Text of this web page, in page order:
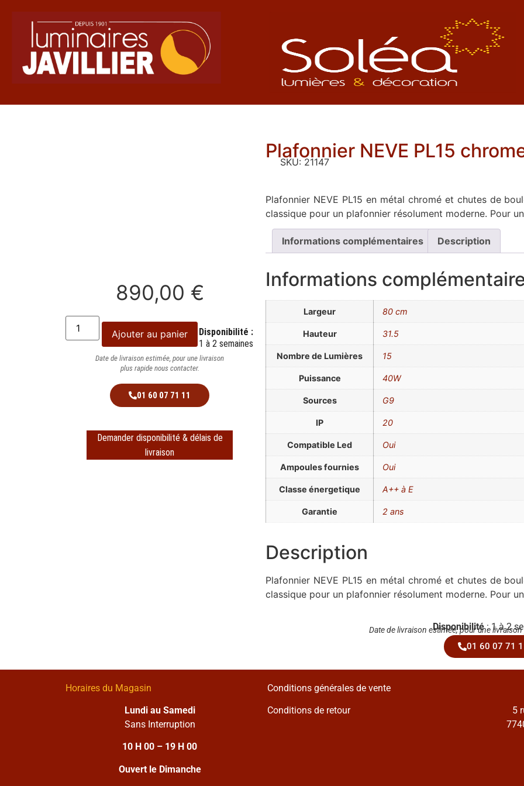
890,00 €
Ajouter au panier
Disponibilité :
1 à 2 semaines
Date de livraison estimée, pour une livraison
plus rapide nous contacter.
01 60 07 71 11
Demander disponibilité & délais de
livraison
Plafonnier NEVE PL15
SKU: 21147
Plafonnier NEVE PL15 en métal chromé et chutes de
classique pour un plafonnier résolument moderne. Pour
Informations complémentaires Description
Informations
Largeur 80 cm
Hauteur 31.5
Nombre de Lumières 15
Puissance 40W
Sources G9
IP 20
Compatible Led Oui
Ampoules fournies Oui
Classe énergetique A++ à E
Garantie 2 ans
Description
Plafonnier NEVE PL15 en métal chromé et chutes de
classique pour un plafonnier résolument moderne. Pour
Disponibilité: 1 à 2
Date de livraison estimée, pour une
01 60 07 71
Horaires du Magasin
Lundi au Samedi
Sans Interruption
10 H 00 – 19 H 00
Ouvert le Dimanche
Conditions générales de vente
Conditions de retour
5